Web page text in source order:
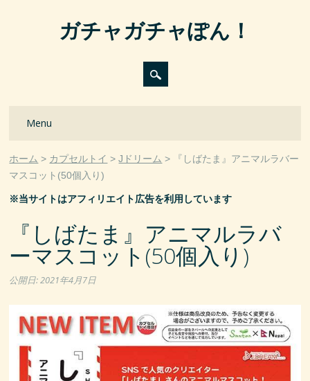
ガチャガチャぽん！
Main menu
Menu
ホーム カプセルトイ Jドリーム
『しばたま』アニマルラバー
マスコット(50個入り)
※当サイトはアフィリエイト広告を利用しています
『しばたま』アニマルラバ
ーマスコット(50個入り)
公開日:2021年4月7日